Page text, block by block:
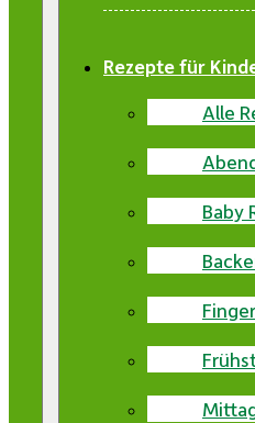
Rezepte für
Alle
Baby